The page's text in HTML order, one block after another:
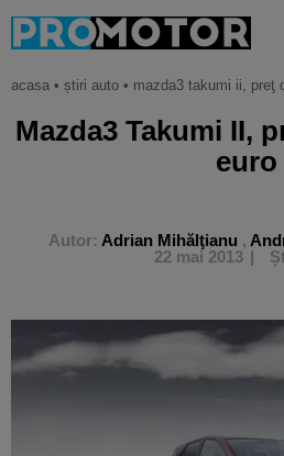
acasa • știri auto • mazda3 takumi ii, preţ
Mazda3 Takumi II,
euro
Autor: Adrian Mihălţianu ,
22 mai 2013